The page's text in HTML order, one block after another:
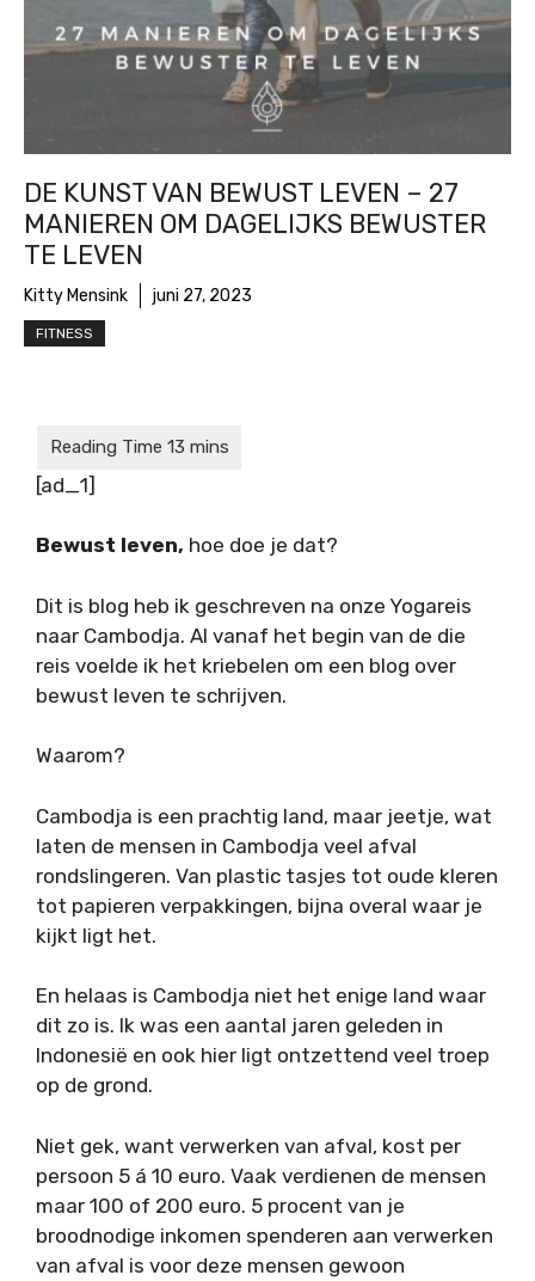
DE KUNST VAN BEWUST LEVEN – 27
MANIEREN OM DAGELIJKS BEWUSTER
TE LEVEN
Kitty Mensink juni 27, 2023
FITNESS
[ad_1]
Bewust leven, hoe doe je dat?
Dit is blog heb ik geschreven na onze Yogareis
naar Cambodja. Al vanaf het begin van de die
reis voelde ik het kriebelen om een blog over
bewust leven te schrijven.
Waarom?
Cambodja is een prachtig land, maar jeetje, wat
laten de mensen in Cambodja veel afval
rondslingeren. Van plastic tasjes tot oude kleren
tot papieren verpakkingen, bijna overal waar je
kijkt ligt het.
En helaas is Cambodja niet het enige land waar
dit zo is. Ik was een aantal jaren geleden in
Indonesië en ook hier ligt ontzettend veel troep
op de grond.
Niet gek, want verwerken van afval, kost per
persoon 5 á 10 euro. Vaak verdienen de mensen
maar 100 of 200 euro. 5 procent van je
broodnodige inkomen spenderen aan verwerken
van afval is voor deze mensen gewoon